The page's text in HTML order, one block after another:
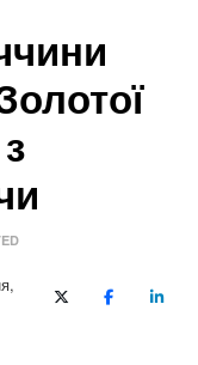
X (Twitter)Facebook